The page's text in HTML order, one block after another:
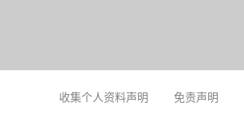
收集个人资料声明 免责声明